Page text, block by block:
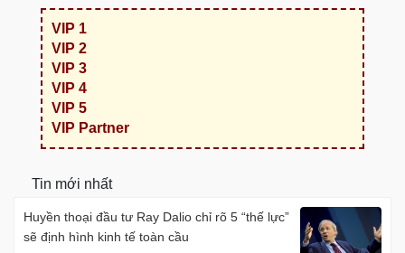
VIP 1
VIP 2
VIP 3
VIP 4
VIP 5
VIP Partner
Tin mới nhất
Huyền thoại đầu tư Ray Dalio chỉ rõ 5 “thế lực”
sẽ định hình kinh tế toàn cầu